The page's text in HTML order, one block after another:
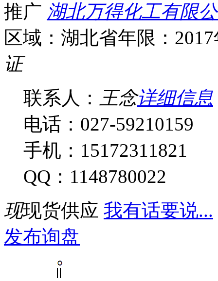
推广 湖北万得化工有限
区域：湖北省年限：
证
联系人： 王念详细信息
电话：027-59210159
手机：15172311821
QQ：1148780022
现现货供应 我有话要说...
发布询盘